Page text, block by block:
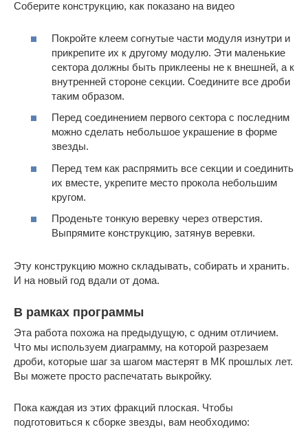
Соберите конструкцию, как показано на видео
Покройте клеем согнутые части модуля изнутри и
прикрепите их к другому модулю. Эти маленькие
сектора должны быть приклеены не к внешней, а к
внутренней стороне секции. Соедините все дроби
таким образом.
Перед соединением первого сектора с последним
можно сделать небольшое украшение в форме
звезды.
Перед тем как распрямить все секции и соединить
их вместе, укрепите место прокола небольшим
кругом.
Проденьте тонкую веревку через отверстия.
Выпрямите конструкцию, затянув веревки.
Эту конструкцию можно складывать, собирать и хранить.
И на новый год вдали от дома.
В рамках программы
Эта работа похожа на предыдущую, с одним отличием.
Что мы используем диаграмму, на которой разрезаем
дроби, которые шаг за шагом мастерят в МК прошлых лет.
Вы можете просто распечатать выкройку.
Пока каждая из этих фракций плоская. Чтобы
подготовиться к сборке звезды, вам необходимо: